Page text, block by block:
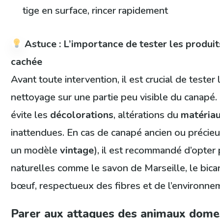
tige en surface, rincer rapidement
Astuce : L’importance de tester les
cachée
Avant toute intervention, il est crucial de tester
nettoyage sur une partie peu visible du
évite les décolorations, altérations du
inattendues. En cas de canapé ancien ou
un modèlevintage), il est recommandé
naturelles comme le savon de Marseille, le
bœuf, respectueux des fibres et de
Parer aux attaques des animaux